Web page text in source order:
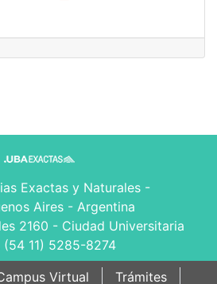
Exactas y Naturales -
Aires - Argentina
2160 - Ciudad Universitaria
(54 11) 5285-8274
Virtual Trámites